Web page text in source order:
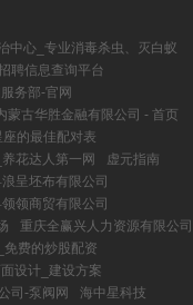
商极高，学
性。 4. **贵
主情面绪，
中心_专业消毒杀虫、灭白蚁
聘信息查询平台
务部-官网
蒙古华胜金融有限公司 - 首页
的最佳配对表
花达人第一网
虚元指南
呈坯布有限公司
领商贸有限公司
重庆全赢兴人力资源有限公司
费的炒股配资
设计_建设方案
司-泵阀网
海中星科技